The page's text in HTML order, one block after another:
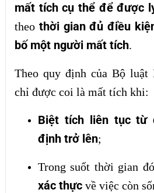
mất tích cụ thể để được
theo thời gian đủ điều
bố một người mất tích.
Theo quy định của Bộ luật
chỉ được coi là mất tích khi:
Biệt tích liên tục từ
định trở lên;
Trong suốt thời gian đó
xác thựcvề việc còn